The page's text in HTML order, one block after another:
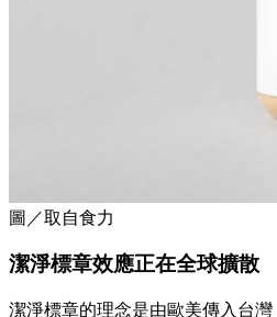
圖／取自食力
潔淨標章效應正在全球擴散
潔淨標章的理念是由歐美傳入台